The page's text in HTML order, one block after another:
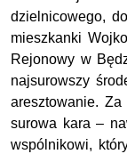
dzielnicowego,
mieszkanki
Rejonowy w
najsurowszy
aresztowanie. Za
surowa kara –
wspólnikowi,